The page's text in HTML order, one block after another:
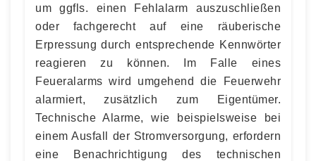
um ggfls. einen Fehlalarm auszuschließen
oder fachgerecht auf eine räuberische
Erpressung durch entsprechende Kennwörter
reagieren zu können. Im Falle eines
Feueralarms wird umgehend die Feuerwehr
alarmiert, zusätzlich zum Eigentümer.
Technische Alarme, wie beispielsweise bei
einem Ausfall der Stromversorgung, erfordern
eine Benachrichtigung des technischen